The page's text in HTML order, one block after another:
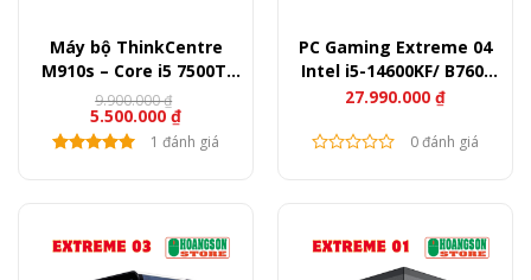
Máy bộ ThinkCentre
M910s – Core i5 7500T,
Ram 8GB, SSD 120GB +
HDD 500GB
9.900.000₫
Giá
gốc
là:
5.500.000₫
Giá
hiện
tại 1 đánh giá
PC Gaming Extreme 04
Intel i5-14600KF/ B760/
Ram 32GB/ SSD 500GB/
27.990.000 ₫
0 đánh giá